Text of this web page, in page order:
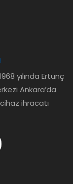
yılında Ertunç
Ankara’da
ihracatı